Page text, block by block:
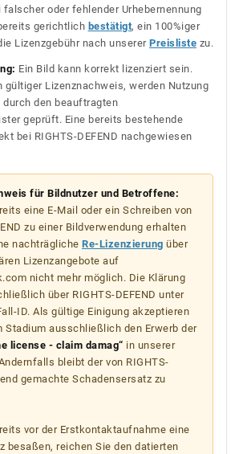
falscher oder fehlender Urhebernennung
gerichtlich bestätigt, ein 100%iger
Lizenzgebühr nach unserer Preisliste zu.
Ein Bild kann korrekt lizenziert sein.
gültiger Lizenznachweis, werden Nutzung
den beauftragten
geprüft. Eine bereits bestehende
bei RIGHTS-DEFEND nachgewiesen
für Bildnutzer und Betroffene:
eine E-Mail oder ein Schreiben von
zu einer Bildverwendung erhalten
nachträgliche Re-Lizenzierung über
Lizenzangebote auf
nicht mehr möglich. Die Klärung
über RIGHTS-DEFEND unter
ID. Als gültige Einigung akzeptieren
Stadium ausschließlich den Erwerb der
license - claim damag“ in unserer
bleibt der von RIGHTS-
gemachte Schadensersatz zu
vor der Erstkontaktaufnahme eine
besaßen, reichen Sie den datierten